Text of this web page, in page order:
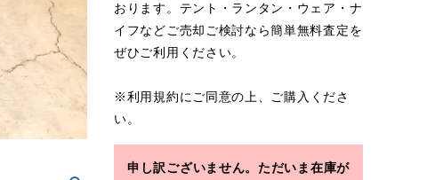
おります。テント・ランタン・ウェア・ナ
イフなどご売却ご検討なら簡単無料査定を
ぜひご利用ください。
※利用規約にご同意の上、ご購入くださ
い。
申し訳ございません。ただいま在庫が